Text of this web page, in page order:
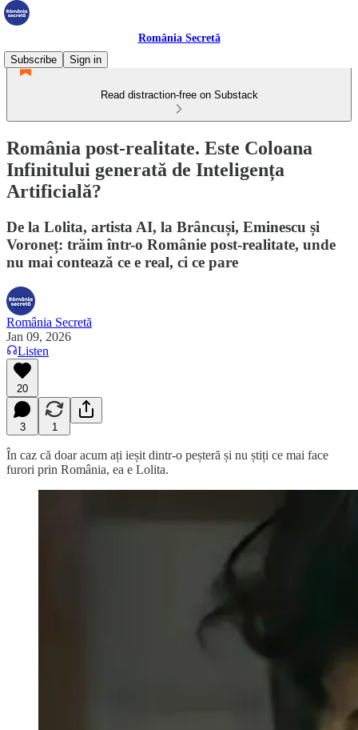
România Secretă
Subscribe
Sign in
Read distraction-free on Substack
România post-realitate. Este Coloana
Infinitului generată de Inteligența
Artificială?
De la Lolita, artista AI, la Brâncuși, Eminescu și
Voroneț: trăim într-o Românie post-realitate, unde
nu mai contează ce e real, ci ce pare
România Secretă
Jan 09, 2026
Listen
20
3 1
În caz că doar acum ați ieșit dintr-o peșteră și nu știți ce mai face
furori prin România, ea e Lolita.